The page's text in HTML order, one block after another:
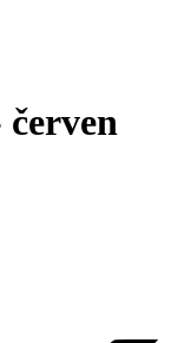
červen